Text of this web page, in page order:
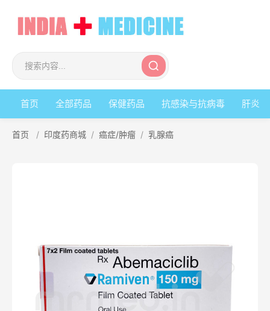
首页 全部药品 保健药品 抗感染与抗病毒 肝炎
首页 / 印度药商城 / 癌症/肿瘤 / 乳腺癌